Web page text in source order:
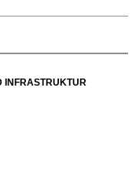
INFRASTRUKTUR